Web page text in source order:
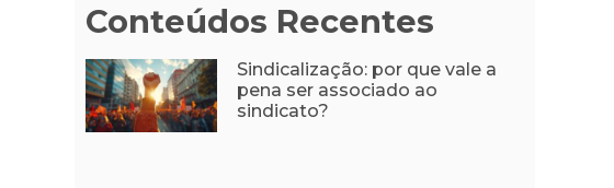
Conteúdos Recentes
Sindicalização: por que vale a
pena ser associado ao
sindicato?